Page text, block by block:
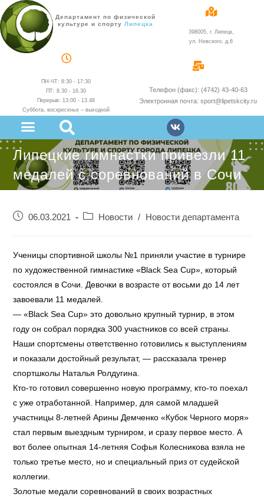
Департамент по физической
культуре и спорту
администрации
398005, г. Липецк,
ул. Невского, д.6
ПН-ЧТ: 8:30 - 17:30
ПТ: 8.30 - 16.30
Перерыв: 13:00 - 13.48
Суббота, воскресенье – выходной
Телефон (факс): (4742) 43-40-63
Электронная почта: sport@lipetskcity.ru
Липецкие гимнастки привезли 11
медалей с соревнований в Сочи
06.03.2021 Новости / Новости департамента
Ученицы спортивной школы №1 приняли участие в турнире
по художественной гимнастике «Black Sea Cup», который
состоялся в Сочи. Девочки в возрасте от восьми до 14 лет
завоевали 11 медалей.
— «Black Sea Cup» это довольно крупный турнир, в этом
году он собрал порядка 300 участников со всей страны.
Наши спортсмены ответственно готовились к выступлениям
и показали достойный результат, — рассказала тренер
спортшколы Наталья Ролдугина.
Кто-то готовил совершенно новую программу, кто-то поехал
с уже отработанной. Например, для самой младшей
участницы 8-летней Арины Демченко «Кубок Черного моря»
стал первым выездным турниром, и сразу первое место. А
вот более опытная 14-летняя Софья Колесникова взяла не
только третье место, но и специальный приз от судейской
коллегии.
Золотые медали соревнований в своих возрастных